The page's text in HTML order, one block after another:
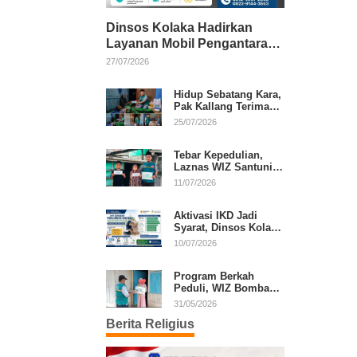
Dinsos Kolaka Hadirkan
Layanan Mobil Pengantaran
Gratis bagi Pasien Penerima
27/07/2026
Hidup Sebatang Kara,
Pak Kallang Terima
Bantuan dari Laznas
25/07/2026
Tebar Kepedulian,
Laznas WIZ Santuni
Anak Yatim dan
11/07/2026
Aktivasi IKD Jadi
Syarat, Dinsos Kolaka
Sosialisasikan
10/07/2026
Program Berkah
Peduli, WIZ Bombana
Bantu Lansia dan
31/05/2026
Berita Religius